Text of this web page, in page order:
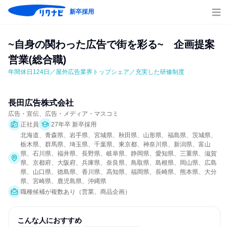
新卒採用
~自身の関わった広告で街を彩る~　企画提案
営業(総合職)
年間休日124日／屋外広告業界トップシェア／充実した研修制度
長田広告株式会社
広告・宣伝、広告・メディア・マスコミ
正社員
27年卒 新卒採用
北海道、青森県、岩手県、宮城県、秋田県、山形県、福島県、茨城県、
栃木県、群馬県、埼玉県、千葉県、東京都、神奈川県、新潟県、富山
県、石川県、福井県、長野県、岐阜県、静岡県、愛知県、三重県、滋賀
県、京都府、大阪府、兵庫県、奈良県、鳥取県、島根県、岡山県、広島
県、山口県、徳島県、香川県、高知県、福岡県、長崎県、熊本県、大分
県、宮崎県、鹿児島県、沖縄県
職種候補が複数あり（営業、商品企画）
こんな人におすすめ